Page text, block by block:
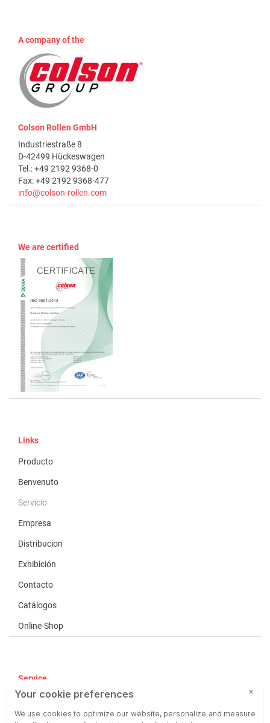
A company of the
Colson Rollen GmbH
Industriestraße 8
D-42499 Hückeswagen
Tel.: +49 2192 9368-0
Fax: +49 2192 9368-477
info@colson-rollen.com
We are certified
Links
Producto
Benvenuto
Servicio
Empresa
Distribucion
Exhibición
Contacto
Catálogos
Online-Shop
Service
CGV
COP